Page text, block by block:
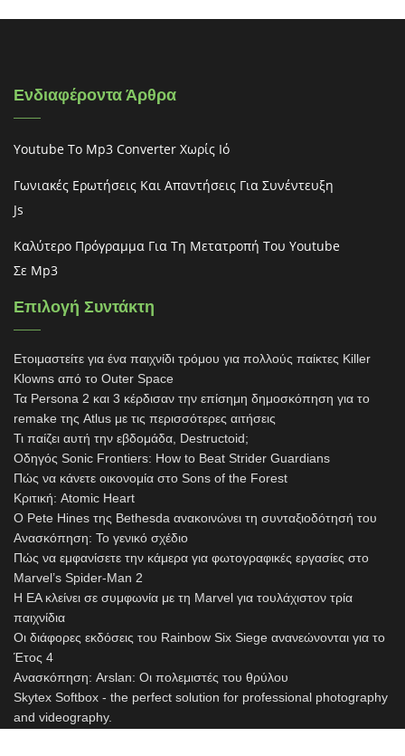
Ενδιαφέροντα Άρθρα
Youtube To Mp3 Converter Χωρίς Ιό
Γωνιακές Ερωτήσεις Και Απαντήσεις Για Συνέντευξη
Js
Καλύτερο Πρόγραμμα Για Τη Μετατροπή Του Youtube
Σε Mp3
Επιλογή Συντάκτη
Ετοιμαστείτε για ένα παιχνίδι τρόμου για πολλούς παίκτες Killer
Klowns από το Outer Space
Τα Persona 2 και 3 κέρδισαν την επίσημη δημοσκόπηση για το
remake της Atlus με τις περισσότερες αιτήσεις
Τι παίζει αυτή την εβδομάδα, Destructoid;
Οδηγός Sonic Frontiers: How to Beat Strider Guardians
Πώς να κάνετε οικονομία στο Sons of the Forest
Κριτική: Atomic Heart
Ο Pete Hines της Bethesda ανακοινώνει τη συνταξιοδότησή του
Ανασκόπηση: Το γενικό σχέδιο
Πώς να εμφανίσετε την κάμερα για φωτογραφικές εργασίες στο
Marvel’s Spider-Man 2
Η EA κλείνει σε συμφωνία με τη Marvel για τουλάχιστον τρία
παιχνίδια
Οι διάφορες εκδόσεις του Rainbow Six Siege ανανεώνονται για το
Έτος 4
Ανασκόπηση: Arslan: Οι πολεμιστές του θρύλου
Skytex Softbox - the perfect solution for professional photography
and videography.